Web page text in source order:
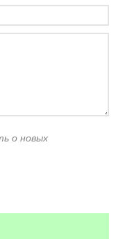
о новых